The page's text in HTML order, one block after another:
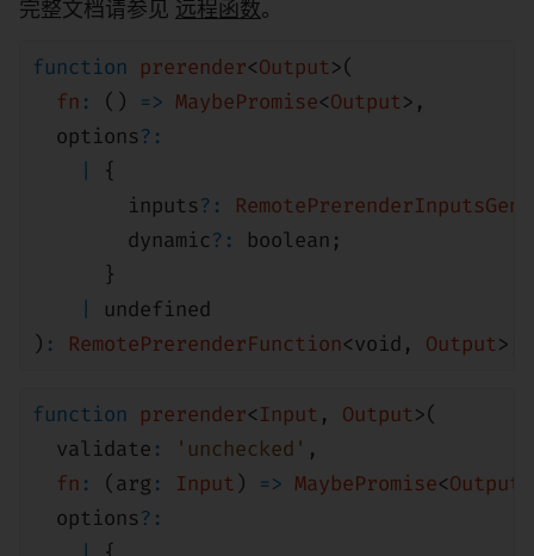
完整文档请参见 远程函数。
function prerender<Output>(
fn : () => MaybePromise<Output> ,
options?:
{
inputs?:
dynamic?: boolean ;
}
undefined
) : RemotePrerenderFunction<void , Output>;
function prerender<Input , Output>(
validate : 'unchecked' ,
fn : (arg : Input) => MaybePromise<Output
options?: